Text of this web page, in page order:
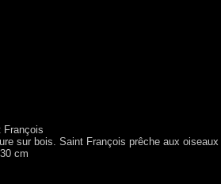
François
sur bois. Saint François prêche aux
cm